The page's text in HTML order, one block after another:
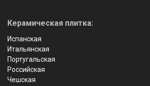
Керамическая плитка:
Испанская
Итальянская
Португальская
Российская
Чешская